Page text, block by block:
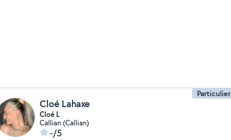
Particulier
Cloé Lahaxe
Cloé L
Callian (Callian)
-/5